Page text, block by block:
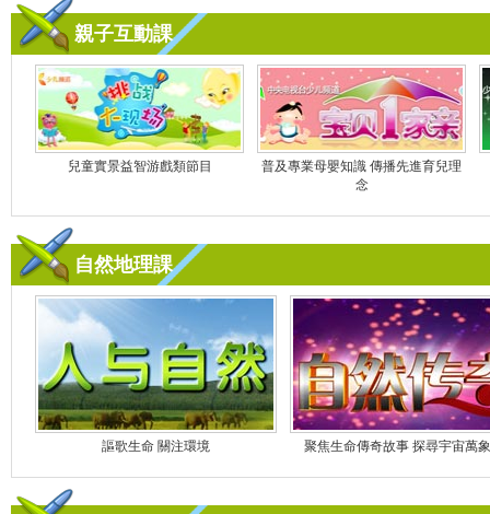
親子互動課
兒童實景益智游戲類節目
普及專業母嬰知識 傳播先進育兒理
念
自然地理課
謳歌生命 關注環境 聚焦生命傳奇故事 探尋宇宙萬